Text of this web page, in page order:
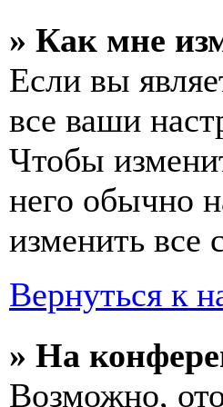
» Как мне
Если вы
все ваши
Чтобы
него обычно
изменить все
Вернуться к
» На
Возможно,